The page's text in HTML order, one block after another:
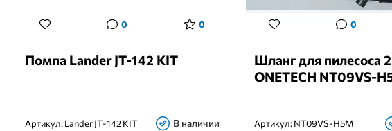
0 0
Помпа Lander JT-142 KIT
Артикул:Lander JT-142 KIT В наличии
0
Шланг для пилесоса
ONETECH NT09VS-
Артикул:NT09VS-H5M